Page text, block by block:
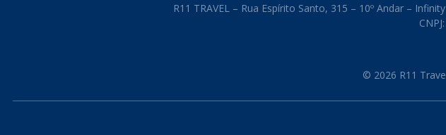
R11 TRAVEL – Rua Espírito Santo, 315 – 10º Andar –
© 2026 R11